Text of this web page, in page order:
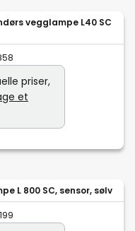
vegglampe L40 SC
priser,
et
L 800 SC, sensor, sølv